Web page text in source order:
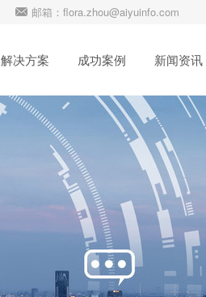
邮箱：flora.zhou@aiyuinfo.com
解决方案 成功案例 新闻资讯